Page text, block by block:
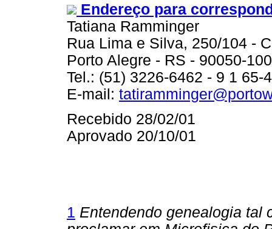
Endereço para
Tatiana Ramminger
Rua Lima e Silva, 250/104 -
Porto Alegre - RS - 90050-100
Tel.: (51) 3226-6462 - 9 1 65-
E-mail:
Recebido 28/02/01
Aprovado 20/10/01
1 Entendendo genealogia tal